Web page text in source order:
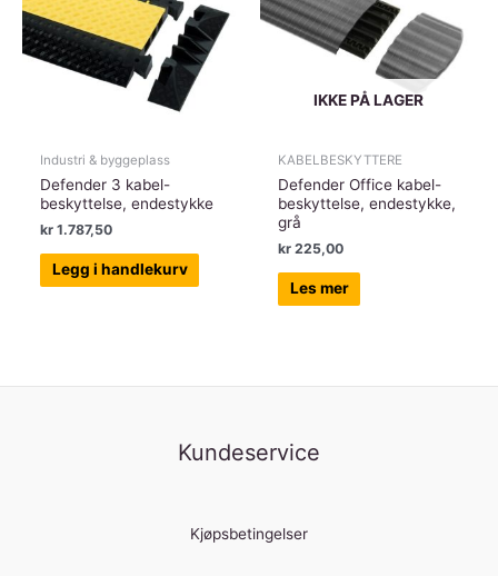
Industri & byggeplass
Defender 3 kabel-
beskyttelse, endestykke
kr 1.787,50
Legg i handlekurv
IKKE PÅ LAGER
KABELBESKYTTERE
Defender Office kabel-
beskyttelse, endestykke,
grå
kr 225,00
Les mer
Kundeservice
Kjøpsbetingelser